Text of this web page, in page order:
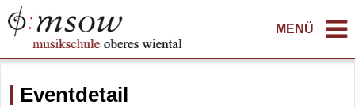
MENÜ
Eventdetail